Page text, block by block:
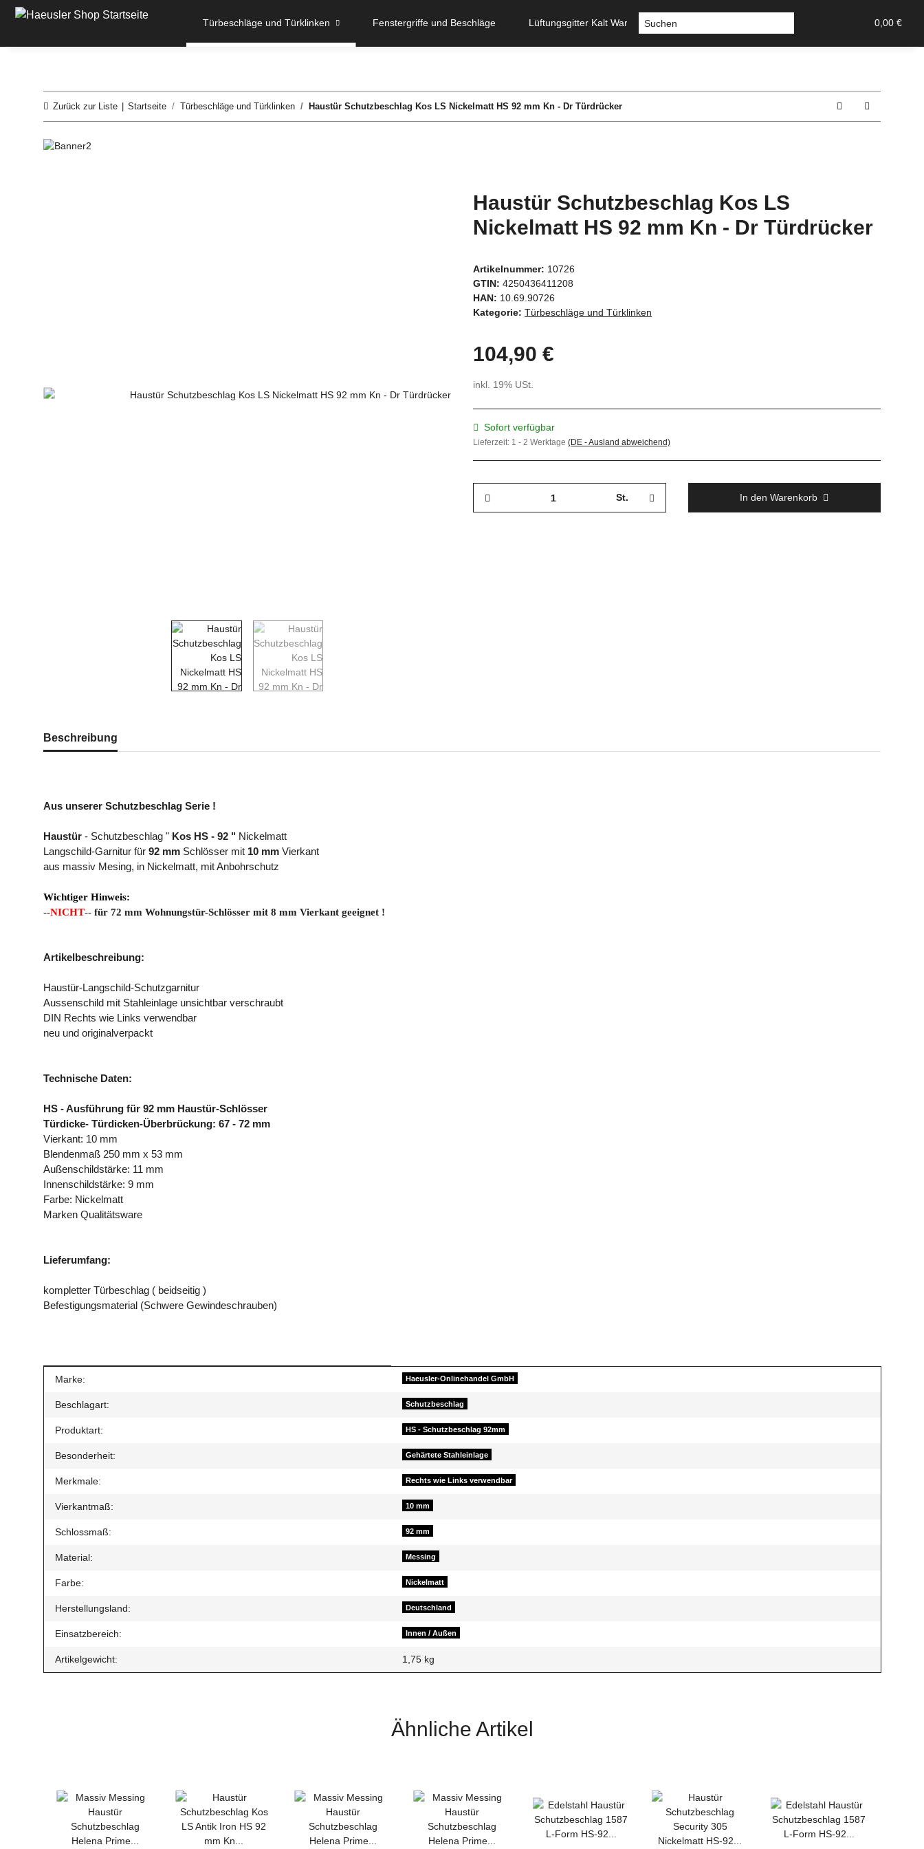
0,00 €
Türbeschläge und Türklinken Fenstergriffe und Beschläge Lüftungsgitter Kalt Warmluft Stossgriffe u
Zurück zur Liste Startseite Türbeschläge und Türklinken Haustür Schutzbeschlag Kos LS Nickelmatt HS 92 mm Kn - Dr Türdrücker
Haustür Schutzbeschlag Kos LS
Nickelmatt HS 92 mm Kn - Dr Türdrücker
Artikelnummer: 10726
GTIN: 4250436411208
HAN: 10.69.90726
Kategorie: Türbeschläge und Türklinken
104,90 €
inkl. 19% USt.
Sofort verfügbar
Lieferzeit: 1 - 2 Werktage (DE - Ausland abweichend)
St. In den Warenkorb
Beschreibung
Aus unserer Schutzbeschlag Serie !
Haustür - Schutzbeschlag " Kos HS - 92 " Nickelmatt
Langschild-Garnitur für 92 mm Schlösser mit 10 mm Vierkant
aus massiv Mesing, in Nickelmatt, mit Anbohrschutz
Wichtiger Hinweis:
--NICHT-- für 72 mm Wohnungstür-Schlösser mit 8 mm Vierkant geeignet !
Artikelbeschreibung:
Haustür-Langschild-Schutzgarnitur
Aussenschild mit Stahleinlage unsichtbar verschraubt
DIN Rechts wie Links verwendbar
neu und originalverpackt
Technische Daten:
HS - Ausführung für 92 mm Haustür-Schlösser
Türdicke- Türdicken-Überbrückung: 67 - 72 mm
Vierkant: 10 mm
Blendenmaß 250 mm x 53 mm
Außenschildstärke: 11 mm
Innenschildstärke: 9 mm
Farbe: Nickelmatt
Marken Qualitätsware
Lieferumfang:
kompletter Türbeschlag ( beidseitig )
Befestigungsmaterial (Schwere Gewindeschrauben)
Produkteigenschaft
Wert
Marke: Haeusler-Onlinehandel GmbH
Beschlagart: Schutzbeschlag
Produktart: HS - Schutzbeschlag 92mm
Besonderheit: Gehärtete Stahleinlage
Merkmale: Rechts wie Links verwendbar
Vierkantmaß: 10 mm
Schlossmaß: 92 mm
Material: Messing
Farbe: Nickelmatt
Herstellungsland: Deutschland
Einsatzbereich: Innen / Außen
Artikelgewicht: 1,75 kg
Ähnliche Artikel